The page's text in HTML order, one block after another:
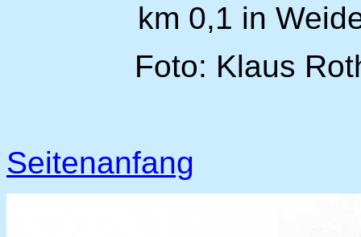
km 0,1 in
Foto: Klaus
Seitenanfang